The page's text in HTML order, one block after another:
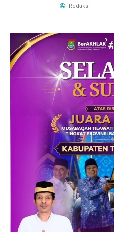
Dana BOP PKBM
Redaksi